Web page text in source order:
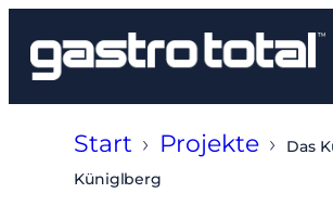
Inhalt
springen
Start › Projekte ›
Das
Küniglberg